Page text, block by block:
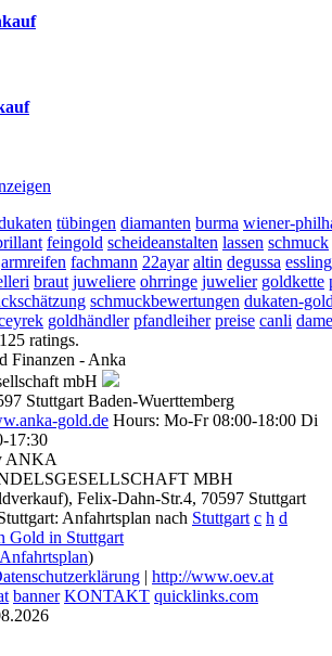
tübingen diamanten burma wiener-
feingold scheideanstalten lassen schmuck
armreifen fachmann 22ayar altin degussa
braut juweliere ohrringe juwelier goldkette
schmuckbewertungen dukaten-
goldhändler pfandleiher preise canli
125 ratings.
Finanzen - Anka
mbH
Stuttgart Baden-Wuerttemberg
gold.de Hours: Mo-Fr 08:00-18:00 Di
17:30
ANKA
MBH
Felix-Dahn-Str.4, 70597 Stuttgart
Anfahrtsplan nach Stuttgart c h d
Gold in Stuttgart
)
| http://www.oev.at
banner KONTAKT quicklinks.com